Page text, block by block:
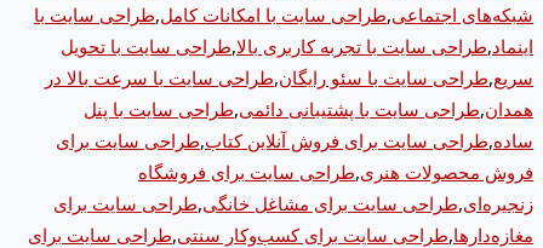
شبکه‌های اجتماعی,طراحی سایت با امکانات کامل,طراحی سایت با
اینماد,طراحی سایت با تجربه کاربری بالا,طراحی سایت با تحویل
سریع,طراحی سایت با سئو رایگان,طراحی سایت با سرعت بالا در
همدان,طراحی سایت با پشتیبانی دائمی,طراحی سایت با پنل
ساده,طراحی سایت برای فروش آنلاین کتاب,طراحی سایت برای
فروش محصولات هنری,طراحی سایت برای فروشگاه
زنجیره‌ای,طراحی سایت برای مشاغل خانگی,طراحی سایت برای
مغازه‌دارها,طراحی سایت برای کسب‌وکار سنتی,طراحی سایت برای